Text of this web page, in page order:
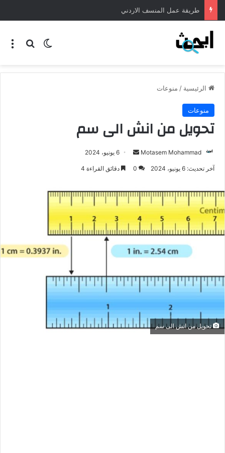
طريقة عمل المنسف الاردني
الرئيسية / منوعات
منوعات
تحويل من انش الى سم
Motasem Mohammad 6 يونيو، 2024
آخر تحديث: 6 يونيو، 2024 0 دقائق القراءة 4
تحويل من انش الى سم